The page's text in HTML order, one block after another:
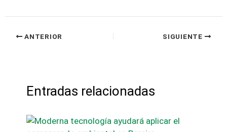
ANTERIOR SIGUIENTE
Entradas relacionadas